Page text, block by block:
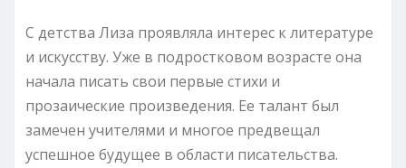
С детства Лиза проявляла интерес к литературе
и искусству. Уже в подростковом возрасте она
начала писать свои первые стихи и
прозаические произведения. Ее талант был
замечен учителями и многое предвещал
успешное будущее в области писательства.